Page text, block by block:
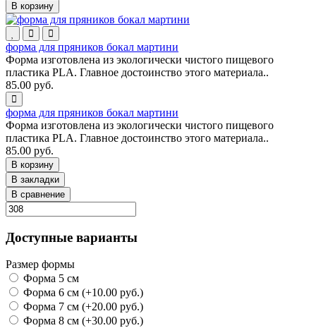
В корзину
форма для пряников бокал мартини
Форма изготовлена из экологически чистого пищевого
пластика PLA. Главное достоинство этого материала..
85.00 руб.
форма для пряников бокал мартини
Форма изготовлена из экологически чистого пищевого
пластика PLA. Главное достоинство этого материала..
85.00 руб.
В корзину
В закладки
В сравнение
Доступные варианты
Размер формы
Форма 5 см
Форма 6 см (+10.00 руб.)
Форма 7 см (+20.00 руб.)
Форма 8 см (+30.00 руб.)